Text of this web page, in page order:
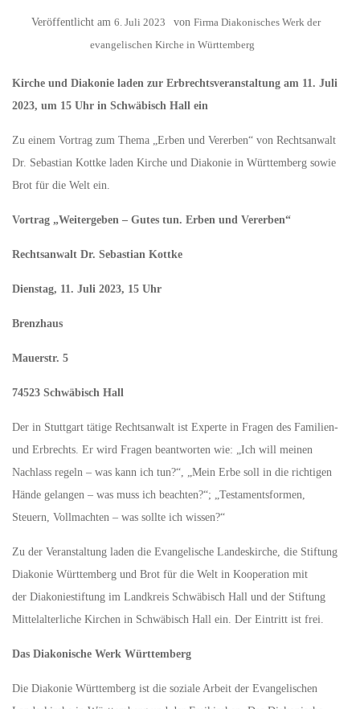
Veröffentlicht am 6. Juli 2023 von Firma Diakonisches Werk der
evangelischen Kirche in Württemberg
Kirche und Diakonie laden zur Erbrechtsveranstaltung am 11. Juli
2023, um 15 Uhr in Schwäbisch Hall ein
Zu einem Vortrag zum Thema „Erben und Vererben“ von Rechtsanwalt
Dr. Sebastian Kottke laden Kirche und Diakonie in Württemberg sowie
Brot für die Welt ein.
Vortrag „Weitergeben – Gutes tun. Erben und Vererben“
Rechtsanwalt Dr. Sebastian Kottke
Dienstag, 11. Juli 2023, 15 Uhr
Brenzhaus
Mauerstr. 5
74523 Schwäbisch Hall
Der in Stuttgart tätige Rechtsanwalt ist Experte in Fragen des Familien-
und Erbrechts. Er wird Fragen beantworten wie: „Ich will meinen
Nachlass regeln – was kann ich tun?“, „Mein Erbe soll in die richtigen
Hände gelangen – was muss ich beachten?“; „Testamentsformen,
Steuern, Vollmachten – was sollte ich wissen?“
Zu der Veranstaltung laden die Evangelische Landeskirche, die Stiftung
Diakonie Württemberg und Brot für die Welt in Kooperation mit
der Diakoniestiftung im Landkreis Schwäbisch Hall und der Stiftung
Mittelalterliche Kirchen in Schwäbisch Hall ein. Der Eintritt ist frei.
Das Diakonische Werk Württemberg
Die Diakonie Württemberg ist die soziale Arbeit der Evangelischen